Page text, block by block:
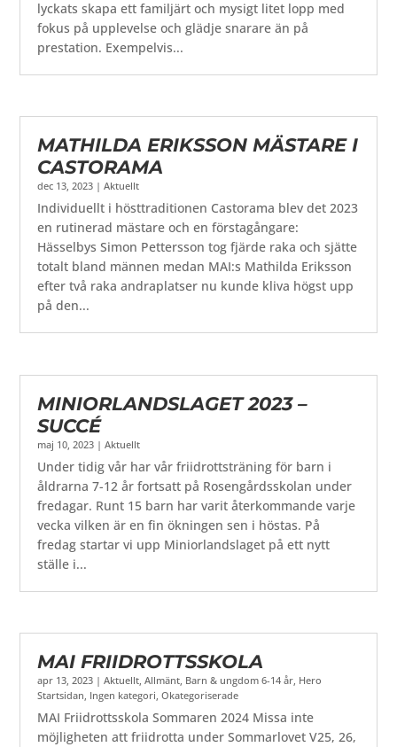
lyckats skapa ett familjärt och mysigt litet lopp med
fokus på upplevelse och glädje snarare än på
prestation. Exempelvis...
MATHILDA ERIKSSON MÄSTARE I
CASTORAMA
dec 13, 2023 |Aktuellt
Individuellt i hösttraditionen Castorama blev det 2023
en rutinerad mästare och en förstagångare:
Hässelbys Simon Pettersson tog fjärde raka och sjätte
totalt bland männen medan MAI:s Mathilda Eriksson
efter två raka andraplatser nu kunde kliva högst upp
på den...
MINIORLANDSLAGET 2023 –
SUCCÉ
maj 10, 2023 |Aktuellt
Under tidig vår har vår friidrottsträning för barn i
åldrarna 7-12 år fortsatt på Rosengårdsskolan under
fredagar. Runt 15 barn har varit återkommande varje
vecka vilken är en fin ökningen sen i höstas. På
fredag startar vi upp Miniorlandslaget på ett nytt
ställe i...
MAI FRIIDROTTSSKOLA
apr 13, 2023 |Aktuellt,Allmänt, Barn & ungdom 6-14 år, Hero
Startsidan, Ingen kategori,Okategoriserade
MAI Friidrottsskola Sommaren 2024 Missa inte
möjligheten att friidrotta under Sommarlovet V25, 26,